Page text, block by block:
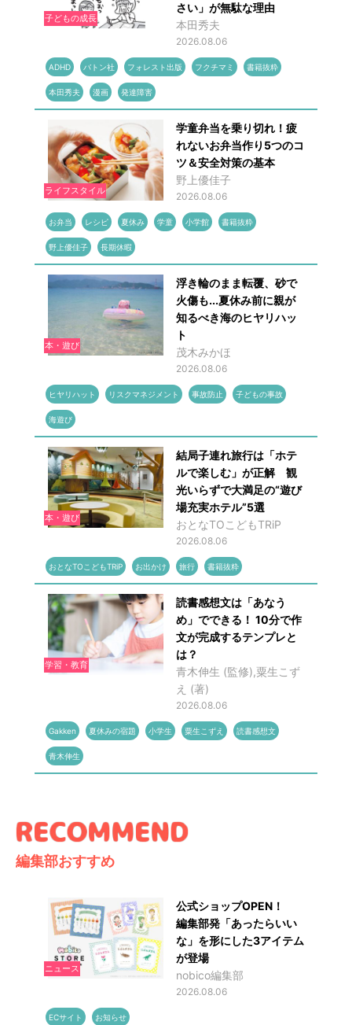
子どもの成長
さい」が無駄な理由
本田秀夫
2026.08.06
ADHD バトン社 フォレスト出版 フクチマミ 書籍抜粋
本田秀夫 漫画 発達障害
ライフスタイル
学童弁当を乗り切れ！疲
れないお弁当作り5つのコ
ツ＆安全対策の基本
野上優佳子
2026.08.06
お弁当 レシピ 夏休み 学童 小学館 書籍抜粋
野上優佳子 長期休暇
本・遊び
浮き輪のまま転覆、砂で
火傷も...夏休み前に親が
知るべき海のヒヤリハッ
ト
茂木みかほ
2026.08.06
ヒヤリハット リスクマネジメント 事故防止 子どもの事故
海遊び
本・遊び
結局子連れ旅行は「ホテ
ルで楽しむ」が正解 観
光いらずで大満足の“遊び
場充実ホテル”5選
おとなTOこどもTRiP
2026.08.06
おとなTOこどもTRiP お出かけ 旅行 書籍抜粋
学習・教育
読書感想文は「あなう
め」でできる！ 10分で作
文が完成するテンプレと
は？
青木伸生 (監修),粟生こず
え (著)
2026.08.06
Gakken 夏休みの宿題 小学生 粟生こずえ 読書感想文
青木伸生
編集部おすすめ
ニュース
公式ショップOPEN！
編集部発「あったらいい
な」を形にした3アイテム
が登場
nobico編集部
2026.08.06
ECサイト お知らせ